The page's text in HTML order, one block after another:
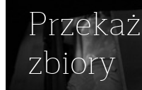
Przekaż
zbiory